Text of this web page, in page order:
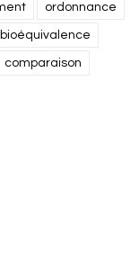
ordonnance
bioéquivalence
comparaison